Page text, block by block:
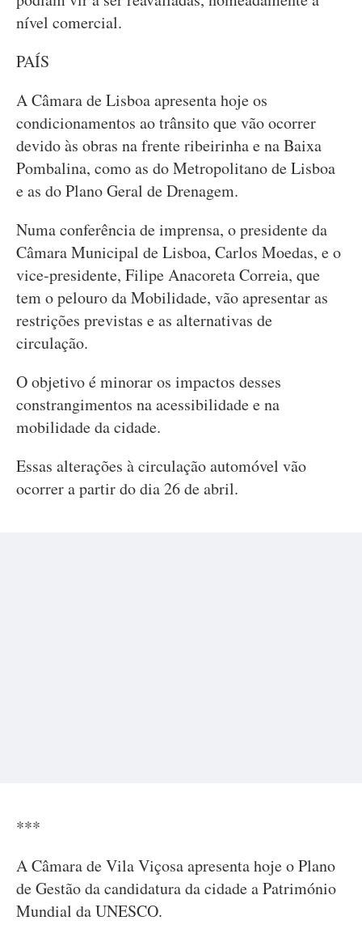
nível comercial.
PAÍS
A Câmara de Lisboa apresenta hoje os
condicionamentos ao trânsito que vão ocorrer
devido às obras na frente ribeirinha e na Baixa
Pombalina, como as do Metropolitano de Lisboa
e as do Plano Geral de Drenagem.
Numa conferência de imprensa, o presidente da
Câmara Municipal de Lisboa, Carlos Moedas, e o
vice-presidente, Filipe Anacoreta Correia, que
tem o pelouro da Mobilidade, vão apresentar as
restrições previstas e as alternativas de
circulação.
O objetivo é minorar os impactos desses
constrangimentos na acessibilidade e na
mobilidade da cidade.
Essas alterações à circulação automóvel vão
ocorrer a partir do dia 26 de abril.
***
A Câmara de Vila Viçosa apresenta hoje o Plano
de Gestão da candidatura da cidade a Património
Mundial da UNESCO.